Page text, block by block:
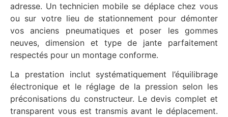
adresse. Un technicien mobile se déplace chez vous
ou sur votre lieu de stationnement pour démonter
vos anciens pneumatiques et poser les gommes
neuves, dimension et type de jante parfaitement
respectés pour un montage conforme.
La prestation inclut systématiquement l’équilibrage
électronique et le réglage de la pression selon les
préconisations du constructeur. Le devis complet et
transparent vous est transmis avant le déplacement.